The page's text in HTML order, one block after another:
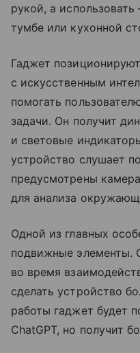
рукой, а
тумбе или кухонной
Гаджет
с искусственным
помогать
задачи. Он получит
и световые
устройство слушает
предусмотрены
для анализа
Одной из главных
подвижные элементы.
во время
сделать устройство
работы гаджет будет
ChatGPT, но получит